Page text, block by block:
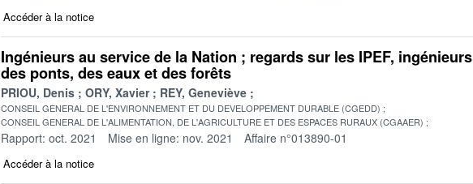
Accéder à la notice
Ingénieurs au service de la Nation ; regards sur les IPEF, ingénieurs
des ponts, des eaux et des forêts
PRIOU, Denis ORY, Xavier REY, Geneviève
CONSEIL GENERAL DE L'ENVIRONNEMENT ET DU DEVELOPPEMENT DURABLE (CGEDD)
CONSEIL GENERAL DE L'ALIMENTATION, DE L'AGRICULTURE ET DES ESPACES RURAUX (CGAAER)
Rapport: oct. 2021 Mise en ligne: nov. 2021 Affaire n°013890-01
Accéder à la notice